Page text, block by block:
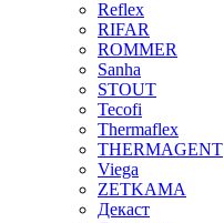
Reflex
RIFAR
ROMMER
Sanha
STOUT
Tecofi
Thermaflex
THERMAGENT
Viega
ZETKAMA
Декаст